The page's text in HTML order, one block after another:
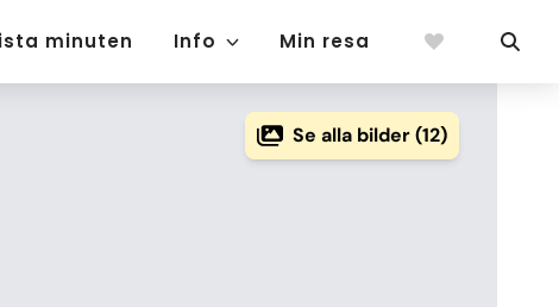
minuten Info Min resa
Se alla bilder (12)